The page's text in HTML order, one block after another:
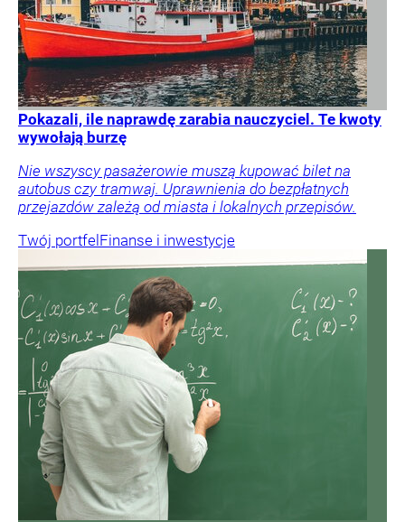
Pokazali, ile naprawdę zarabia nauczyciel. Te kwoty
wywołają burzę
Nie wszyscy pasażerowie muszą kupować bilet na
autobus czy tramwaj. Uprawnienia do bezpłatnych
przejazdów zależą od miasta i lokalnych przepisów.
Twój portfelFinanse i inwestycje